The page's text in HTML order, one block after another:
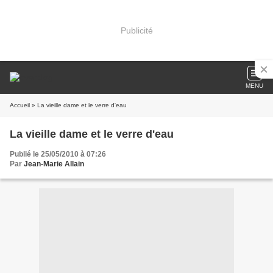
Publicité
MENU
Accueil » La vieille dame et le verre d'eau
La vieille dame et le verre d'eau
Publié le 25/05/2010 à 07:26
Par Jean-Marie Allain